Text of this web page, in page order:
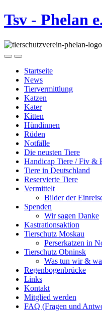
Tsv - Phelan
Startseite
News
Tiervermittlung
Katzen
Kater
Kitten
Hündinnen
Rüden
Notfälle
Die neusten Tiere
Handicap Tiere / Fiv &
Tiere in Deutschland
Reservierte Tiere
Vermittelt
Bilder der
Spenden
Wir sagen Danke
Kastrationsaktion
Tierschutz Moskau
Perserkatzen in
Tierschutz Obninsk
Was tun wir &
Regenbogenbrücke
Links
Kontakt
Mitglied werden
FAQ (Fragen und